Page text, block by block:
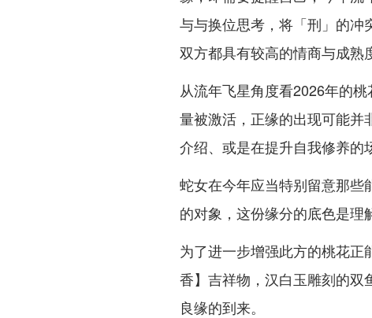
与与换位思考，将「刑」的
双方都具有较高的情商与成熟
从流年飞星角度看2026年的
量被激活，正缘的出现可能并
介绍、或是在提升自我修养的
蛇女在今年应当特别留意那些
的对象，这份缘分的底色是理
为了进一步增强此方的桃花
香】吉祥物，汉白玉雕刻的双
良缘的到来。